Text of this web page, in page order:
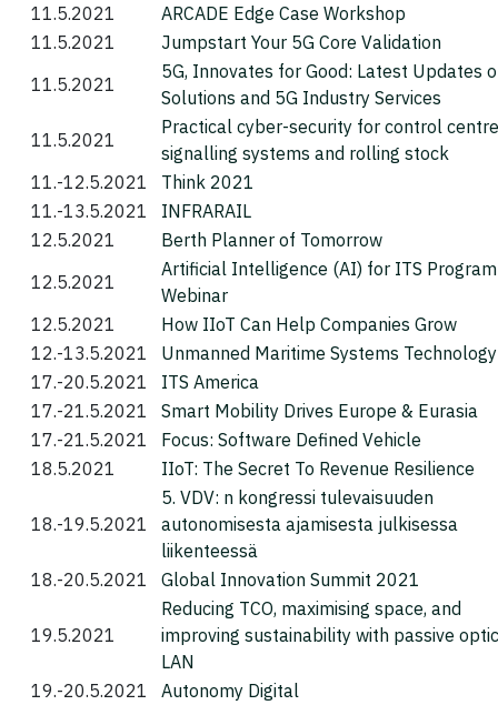
11.5.2021
ARCADE Edge Case Workshop
11.5.2021
Jumpstart Your 5G Core Validation
11.5.2021
5G, Innovates for Good: Latest Updates
Solutions and 5G Industry Services
11.5.2021
Practical cyber-security for control
signalling systems and rolling stock
11.-12.5.2021
Think 2021
11.-13.5.2021
INFRARAIL
12.5.2021
Berth Planner of Tomorrow
12.5.2021
Artificial Intelligence (AI) for ITS Program
Webinar
12.5.2021
How IIoT Can Help Companies Grow
12.-13.5.2021
Unmanned Maritime Systems Technology
17.-20.5.2021
ITS America
17.-21.5.2021
Smart Mobility Drives Europe & Eurasia
17.-21.5.2021
Focus: Software Defined Vehicle
18.5.2021
IIoT: The Secret To Revenue Resilience
18.-19.5.2021
5. VDV: n kongressi tulevaisuuden
autonomisesta ajamisesta julkisessa
liikenteessä
18.-20.5.2021
Global Innovation Summit 2021
19.5.2021
Reducing TCO, maximising space, and
improving sustainability with passive
LAN
19.-20.5.2021
Autonomy Digital